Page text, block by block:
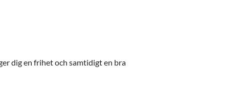
dig en frihet och samtidigt en bra